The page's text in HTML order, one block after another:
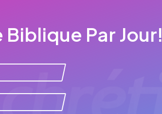
Biblique Par Jour!